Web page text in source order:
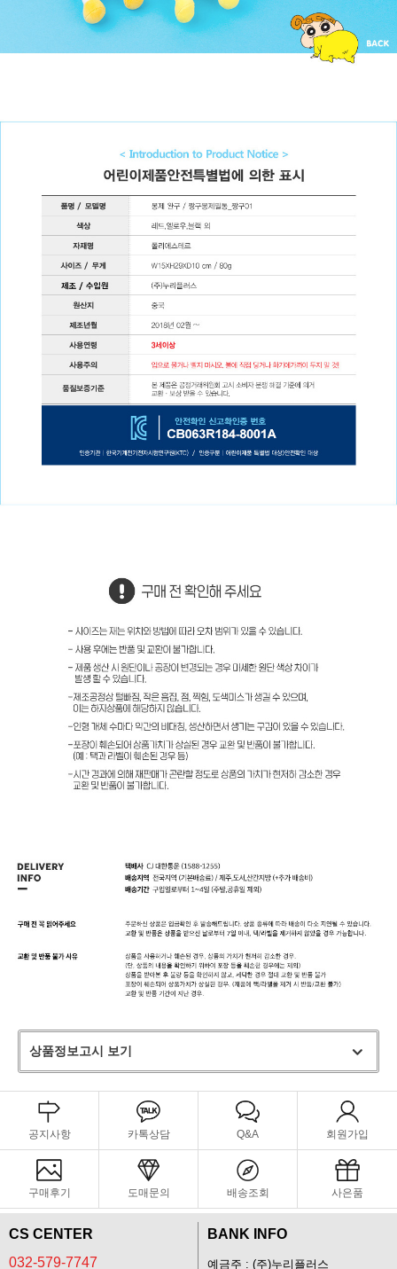
상품정보고시 보기
공지사항 카톡상담 Q&A 회원가입
구매후기 도매문의 배송조회 사은품
CS CENTER
032-579-7747
BANK INFO
예금주 : (주)누리플러스